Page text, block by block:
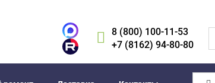
8 (800) 100-11-53
+7 (8162) 94-80-80